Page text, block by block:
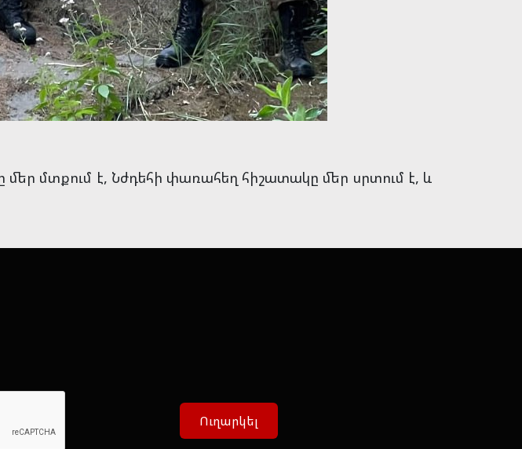
մտքում է, Նժդեհի փառահեղ հիշատակը մեր սրտում է, և
Ուղարկել